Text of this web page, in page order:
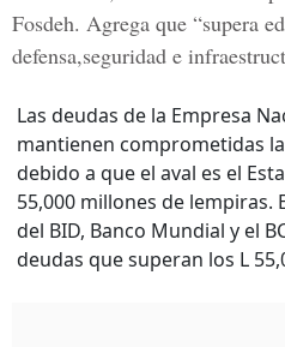
Fosdeh. Agrega que “supera
defensa,seguridad e
Las deudas de la Empresa
mantienen comprometidas
debido a que el aval es el
55,000 millones de lempiras.
del BID, Banco Mundial y el
deudas que superan los L